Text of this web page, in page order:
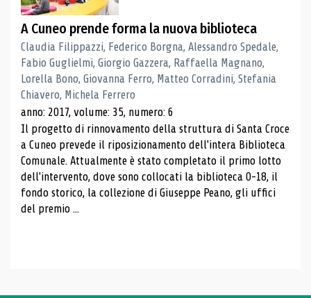
A Cuneo prende forma la nuova biblioteca
Claudia Filippazzi, Federico Borgna, Alessandro Spedale,
Fabio Guglielmi, Giorgio Gazzera, Raffaella Magnano,
Lorella Bono, Giovanna Ferro, Matteo Corradini, Stefania
Chiavero, Michela Ferrero
anno: 2017, volume: 35, numero: 6
Il progetto di rinnovamento della struttura di Santa Croce
a Cuneo prevede il riposizionamento dell'intera Biblioteca
Comunale. Attualmente è stato completato il primo lotto
dell'intervento, dove sono collocati la biblioteca 0-18, il
fondo storico, la collezione di Giuseppe Peano, gli uffici
del premio ...